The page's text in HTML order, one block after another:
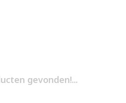
gevonden!...